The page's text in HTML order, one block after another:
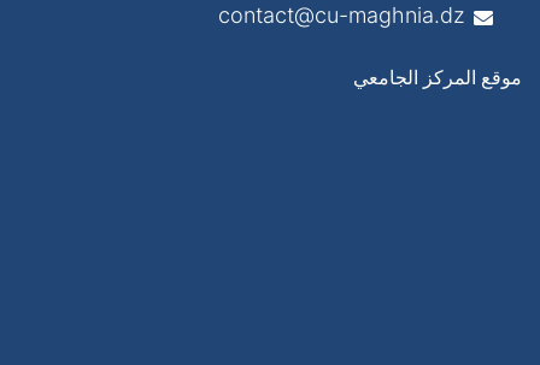
contact@cu-maghnia.dz
موقع المركز الجامعي